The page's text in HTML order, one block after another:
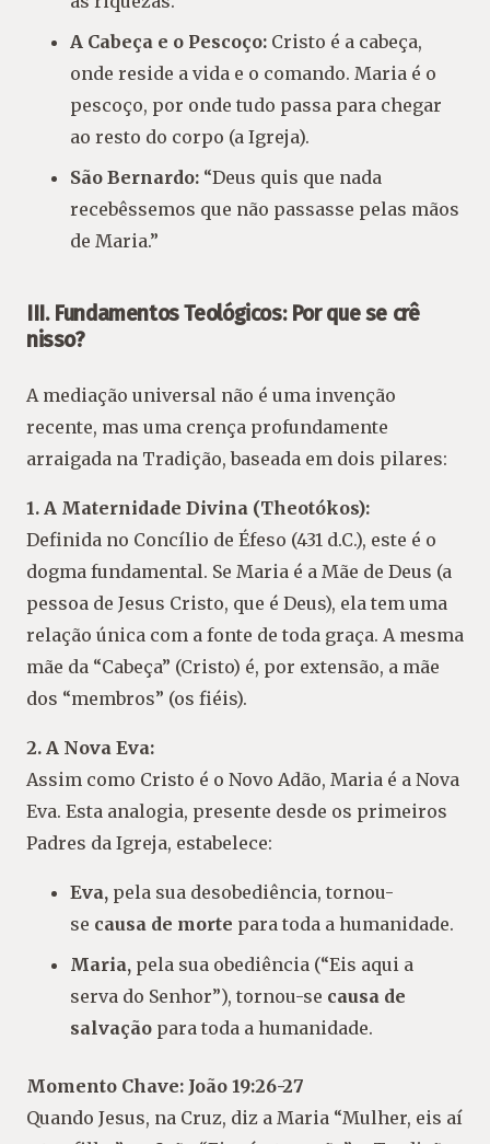
A Cabeça e o Pescoço: Cristo é a cabeça,
onde reside a vida e o comando. Maria é o
pescoço, por onde tudo passa para chegar
ao resto do corpo (a Igreja).
São Bernardo: “Deus quis que nada
recebêssemos que não passasse pelas mãos
de Maria.”
III. Fundamentos Teológicos: Por que se crê
nisso?
A mediação universal não é uma invenção
recente, mas uma crença profundamente
arraigada na Tradição, baseada em dois pilares:
1. A Maternidade Divina (Theotókos):
Definida no Concílio de Éfeso (431 d.C.), este é o
dogma fundamental. Se Maria é a Mãe de Deus (a
pessoa de Jesus Cristo, que é Deus), ela tem uma
relação única com a fonte de toda graça. A mesma
mãe da “Cabeça” (Cristo) é, por extensão, a mãe
dos “membros” (os fiéis).
2. A Nova Eva:
Assim como Cristo é o Novo Adão, Maria é a Nova
Eva. Esta analogia, presente desde os primeiros
Padres da Igreja, estabelece:
Eva, pela sua desobediência, tornou-
se causa de morte para toda a humanidade.
Maria, pela sua obediência (“Eis aqui a
serva do Senhor”), tornou-se causa de
salvação para toda a humanidade.
Momento Chave: João 19:26-27
Quando Jesus, na Cruz, diz a Maria “Mulher, eis aí